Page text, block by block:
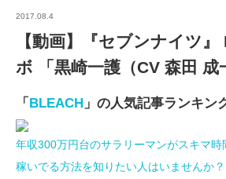
2017.08.4
【動画】『セブンナイツ
ボ 「黒崎一護（CV 森田 成
「 BLEACH 」の人気記事ランキン
年収300万円台のサラリーマンがスキマ時
稼いでる方法を知りたい人はいませんか？